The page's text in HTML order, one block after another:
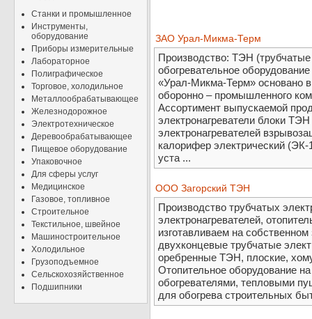
Станки и промышленное
Инструменты,
оборудование
Приборы измерительные
Лабораторное
Полиграфическое
Торговое, холодильное
Металлообрабатывающее
Железнодорожное
Электротехническое
Деревообрабатывающее
Пищевое оборудование
Упаковочное
Для сферы услуг
Медицинское
Газовое, топливное
Строительное
Текстильное, швейное
Машиностроительное
Холодильное
Грузоподъемное
Сельскохозяйственное
Подшипники
ЗАО Урал-Микма-Терм
Производство: ТЭН (трубчатые
обогревательное
«Урал-Микма-Терм» основано
оборонно – промышленного
Ассортимент выпускаемой
электронагреватели блоки
электронагревателей
калорифер электрический
уста ...
ООО Загорский ТЭН
Производство трубчатых
электронагревателей,
изготавливаем на
двухконцевые трубчатые
оребренные ТЭН, плоские,
Отопительное оборудование
обогревателями, тепловыми
для обогрева строительных